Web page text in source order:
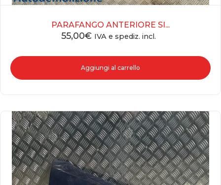
PARAFANGO ANTERIORE SI...
55,00€ IVA e spediz. incl.
Aggiungi al carrello